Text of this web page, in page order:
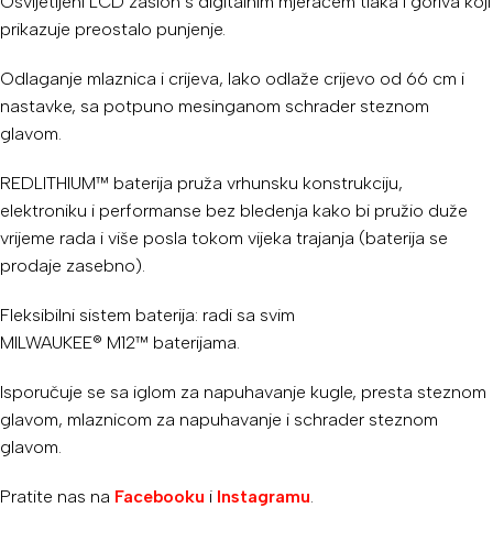
prikazuje preostalo punjenje.
Odlaganje mlaznica i crijeva, lako odlaže crijevo od 66 cm i
nastavke, sa potpuno mesinganom schrader steznom
glavom.
REDLITHIUM™ baterija pruža vrhunsku konstrukciju,
elektroniku i performanse bez bledenja kako bi pružio duže
vrijeme rada i više posla tokom vijeka trajanja (baterija se
prodaje zasebno).
Fleksibilni sistem baterija: radi sa svim
MILWAUKEE® M12™ baterijama.
Isporučuje se sa iglom za napuhavanje kugle, presta steznom
glavom, mlaznicom za napuhavanje i schrader steznom
glavom.
Pratite nas na Facebooku i Instagramu.